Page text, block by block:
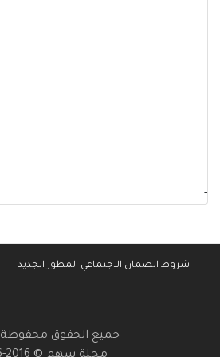
-
شروط الضمان الاجتماعي المطور الجديد
جميع الحقوق